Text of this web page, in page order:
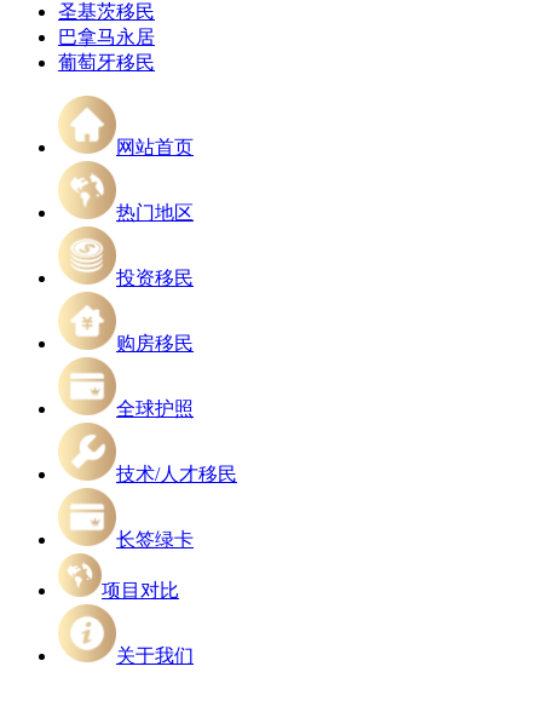
圣基茨移民
巴拿马永居
葡萄牙移民
网站首页
热门地区
投资移民
购房移民
全球护照
技术/人才移民
长签绿卡
项目对比
关于我们